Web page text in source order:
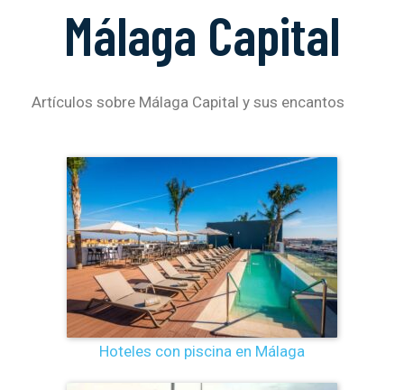
Málaga Capital
Artículos sobre Málaga Capital y sus encantos
Hoteles con piscina en Málaga